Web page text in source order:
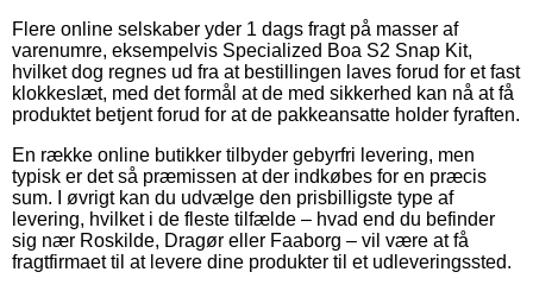
Flere online selskaber yder 1 dags fragt på masser af
varenumre, eksempelvis Specialized Boa S2 Snap Kit,
hvilket dog regnes ud fra at bestillingen laves forud for et fast
klokkeslæt, med det formål at de med sikkerhed kan nå at få
produktet betjent forud for at de pakkeansatte holder fyraften.
En række online butikker tilbyder gebyrfri levering, men
typisk er det så præmissen at der indkøbes for en præcis
sum. I øvrigt kan du udvælge den prisbilligste type af
levering, hvilket i de fleste tilfælde – hvad end du befinder
sig nær Roskilde, Dragør eller Faaborg – vil være at få
fragtfirmaet til at levere dine produkter til et udleveringssted.